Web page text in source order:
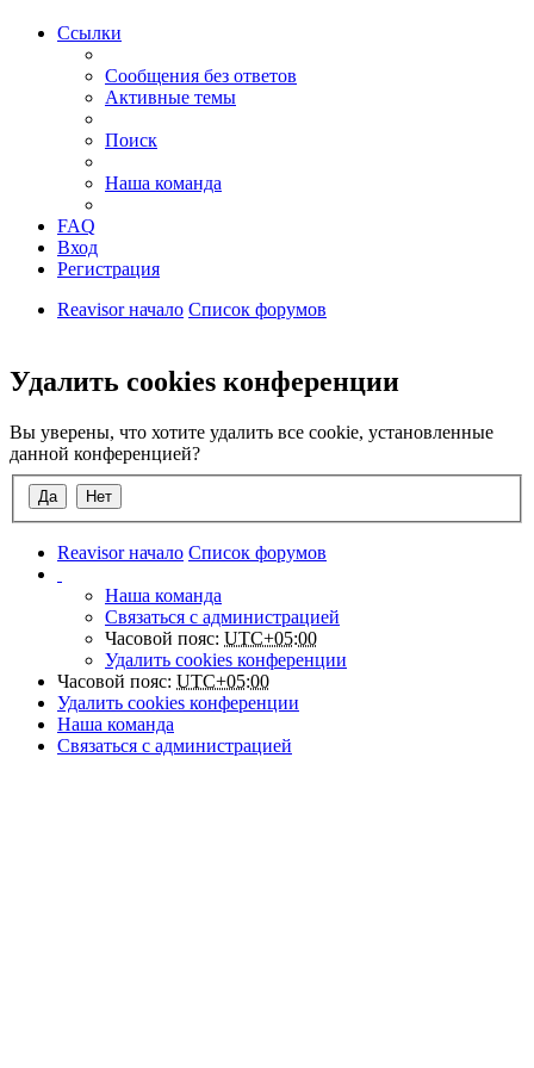
Ссылки
Сообщения без ответов
Активные темы
Поиск
Наша команда
FAQ
Вход
Регистрация
Reavisor начало Список форумов
Удалить cookies конференции
Вы уверены, что хотите удалить все cookie, установленные
данной конференцией?
Reavisor начало Список форумов
Наша команда
Связаться с администрацией
Часовой пояс: UTC+05:00
Удалить cookies конференции
Часовой пояс: UTC+05:00
Удалить cookies конференции
Наша команда
Связаться с администрацией